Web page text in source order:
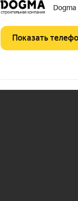
доступной
расположен в
Dogma
Показать